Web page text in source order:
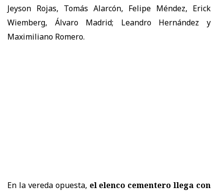
Jeyson Rojas, Tomás Alarcón, Felipe Méndez, Erick
Wiemberg, Álvaro Madrid; Leandro Hernández y
Maximiliano Romero.
En la vereda opuesta, el elenco cementero llega con